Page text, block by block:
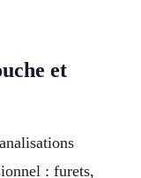
et
: furets,